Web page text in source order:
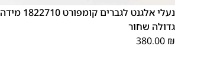
נעלי אלגנט לגברים קומפורט 1822710 מידה
גדולה שחור
380.00 ₪